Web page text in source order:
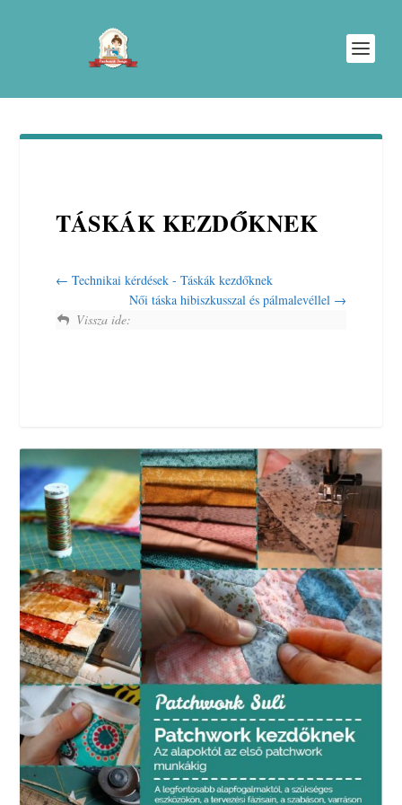
TÁSKÁK KEZDŐKNEK
Technikai kérdések - Táskák kezdőknek
Női táska hibiszkusszal és pálmalevéllel
Vissza ide: